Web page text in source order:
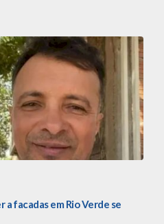
facadas em Rio Verde se